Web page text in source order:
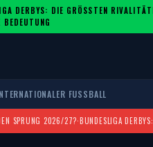
DERBYS: DIE GRÖSSTEN
FUSSBALL
SPRUNG 2026/27?·BUNDESLIGA